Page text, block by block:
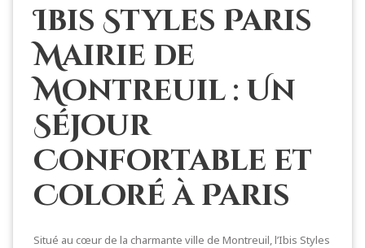
Ibis Styles Paris
Mairie de
Montreuil : Un
Séjour
Confortable et
Coloré à Paris
Situé au cœur de la charmante ville de Montreuil, l’Ibis Styles